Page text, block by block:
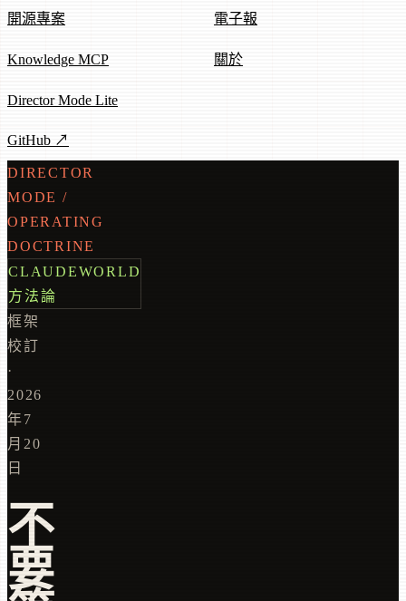
開源專案
Knowledge MCP
Director Mode Lite
GitHub ↗
電子報
關於
DIRECTOR
MODE /
OPERATING
DOCTRINE
CLAUDEWORLD
方法論
框架
校訂
·
2026
年7
月20
日
不
要